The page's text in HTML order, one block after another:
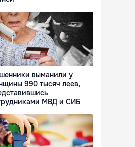
выманили у
990 тысяч леев,
МВД и СИБ